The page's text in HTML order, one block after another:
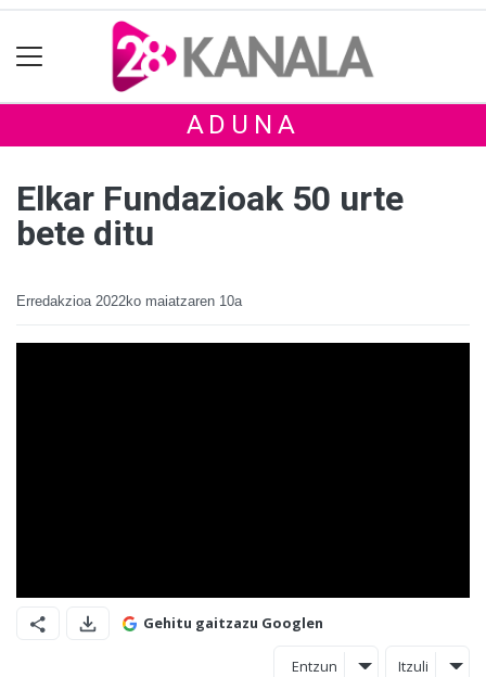
ADUNA
Elkar Fundazioak 50 urte
bete ditu
Erredakzioa 2022ko maiatzaren 10a
Gehitu gaitzazu Googlen
Entzun Itzuli